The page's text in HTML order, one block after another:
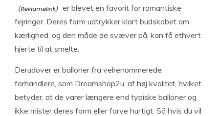
er blevet en favorit for romantiske
fejringer. Deres form udtrykker klart budskabet om
kærlighed, og den måde de svæver på, kan få ethvert
hjerte til at smelte.
Derudover er balloner fra velrenommerede
forhandlere, som Dreamshop2u, af høj kvalitet, hvilket
betyder, at de varer længere end typiske balloner og
ikke mister deres form eller farve hurtigt. Så hvis du vil